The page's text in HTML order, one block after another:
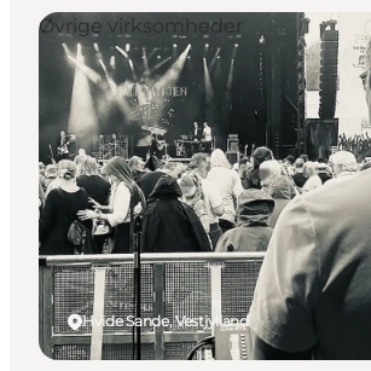
Hvide Sande, Vestjylland
Øvrige virksomheder